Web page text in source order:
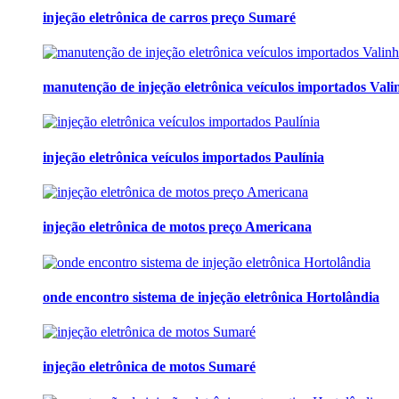
injeção eletrônica de carros preço Sumaré
manutenção de injeção eletrônica veículos importados
injeção eletrônica veículos importados Paulínia
injeção eletrônica de motos preço Americana
onde encontro sistema de injeção eletrônica Hortolândia
injeção eletrônica de motos Sumaré